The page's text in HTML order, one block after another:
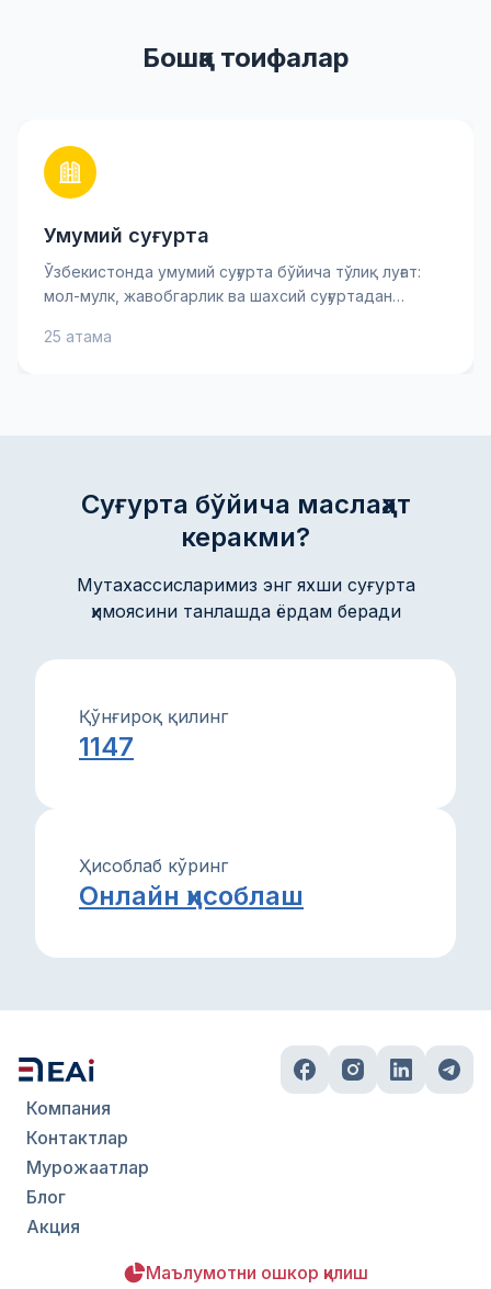
Бошқа тоифалар
Умумий суғурта
Ўзбекистонда умумий суғурта бўйича тўлиқ луғат:
мол-мулк, жавобгарлик ва шахсий суғуртадан
мукофоти, франшиза ва товон пули каби муҳим
25 атама
Суғурта бўйича маслаҳат
керакми?
Мутахассисларимиз энг яхши суғурта
ҳимоясини танлашда ёрдам беради
Қўнғироқ қилинг
1147
Ҳисоблаб кўринг
Онлайн ҳисоблаш
Компания
Контактлар
Мурожаатлар
Блог
Акция
Маълумотни ошкор қилиш